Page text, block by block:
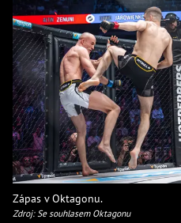
Zápas v Oktagonu.
Zdroj: Se souhlasem Oktagonu